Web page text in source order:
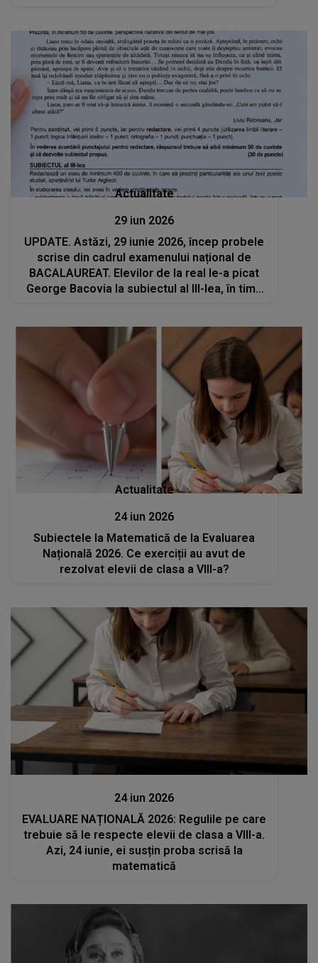
Actualitate
29 iun 2026
UPDATE. Astăzi, 29 iunie 2026, încep probele
scrise din cadrul examenului național de
BACALAUREAT. Elevilor de la real le-a picat
George Bacovia la subiectul al III-lea, în timp
Actualitate
24 iun 2026
Subiectele la Matematică de la Evaluarea
Națională 2026. Ce exerciții au avut de
rezolvat elevii de clasa a VIII-a?
24 iun 2026
EVALUARE NAȚIONALĂ 2026: Regulile pe care
trebuie să le respecte elevii de clasa a VIII-a.
Azi, 24 iunie, ei susțin proba scrisă la
matematică